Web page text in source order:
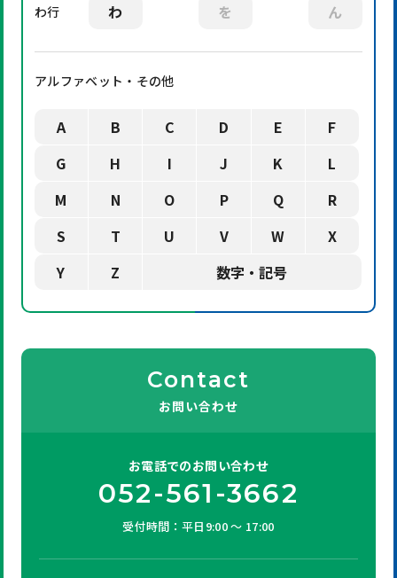
わ行 わ を ん
アルファベット・その他
A B C D E
F
G
H I J K
L
M
N O P Q
R
S
T U V W
X
Y
Z 数字・記号
Contact
お問い合わせ
お電話でのお問い合わせ
052-561-3662
受付時間：平日9:00 ～ 17:00